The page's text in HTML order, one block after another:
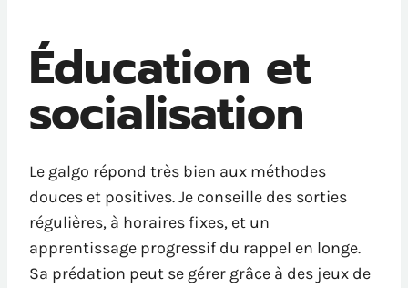
Éducation et
socialisation
Le galgo répond très bien aux méthodes
douces et positives. Je conseille des sorties
régulières, à horaires fixes, et un
apprentissage progressif du rappel en longe.
Sa prédation peut se gérer grâce à des jeux de